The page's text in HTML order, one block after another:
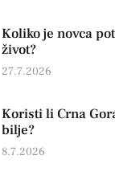
Koliko je novca
život?
27.7.2026
Koristi li Crna
bilje?
8.7.2026